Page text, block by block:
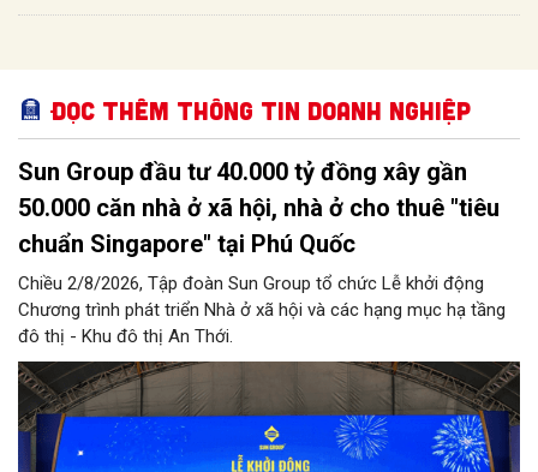
Đọc thêm Thông tin doanh nghiệp
Sun Group đầu tư 40.000 tỷ đồng xây gần
50.000 căn nhà ở xã hội, nhà ở cho thuê "tiêu
chuẩn Singapore" tại Phú Quốc
Chiều 2/8/2026, Tập đoàn Sun Group tổ chức Lễ khởi động
Chương trình phát triển Nhà ở xã hội và các hạng mục hạ tầng
đô thị - Khu đô thị An Thới.